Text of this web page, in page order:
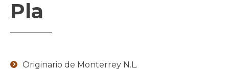
Pla
Originario de Monterrey N.L.